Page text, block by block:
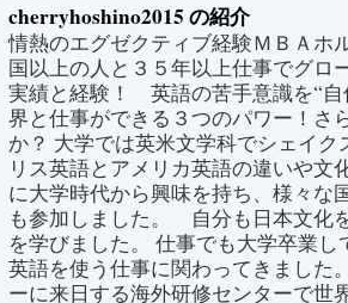
cherryhoshino2015 の紹介
情熱のエグゼクティブ経験ＭＢＡホ
国以上の人と３５年以上仕事でグロ
実績と経験！ 英語の苦手意識を“自
界と仕事ができる３つのパワー！さ
か？ 大学では英米文学科でシェイ
リス英語とアメリカ英語の違いや文
に大学時代から興味を持ち、様々な
も参加しました。 自分も日本文化
を学びました。 仕事でも大学卒業
英語を使う仕事に関わってきました
ーに来日する海外研修センターで世